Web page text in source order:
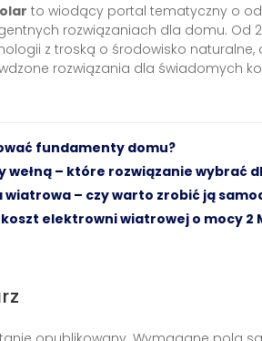
to wiodący portal tematyczny o
rozwiązaniach dla domu. Od
z troską o środowisko
rozwiązania dla świadomych
fundamenty domu?
wełną – które rozwiązanie wybrać
– czy warto zrobić ją
elektrowni wiatrowej o mocy 2